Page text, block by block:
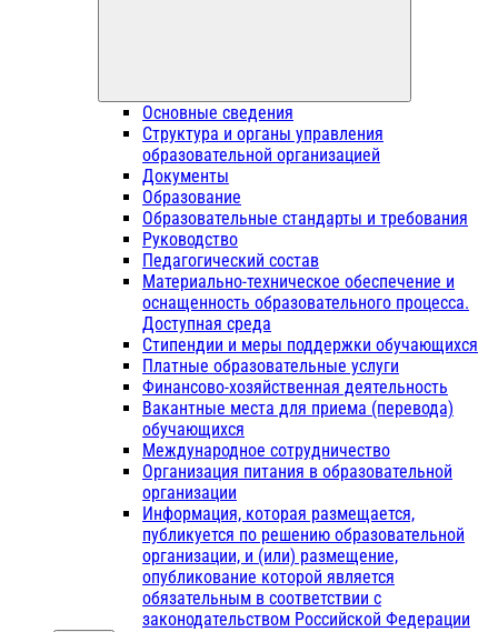
Основные сведения
Структура и органы управления
образовательной организацией
Документы
Образование
Образовательные стандарты и требования
Руководство
Педагогический состав
Материально-техническое обеспечение и
оснащенность образовательного процесса.
Доступная среда
Стипендии и меры поддержки обучающихся
Платные образовательные услуги
Финансово-хозяйственная деятельность
Вакантные места для приема (перевода)
обучающихся
Международное сотрудничество
Организация питания в образовательной
организации
Информация, которая размещается,
публикуется по решению образовательной
организации, и (или) размещение,
опубликование которой является
обязательным в соответствии с
законодательством Российской Федерации